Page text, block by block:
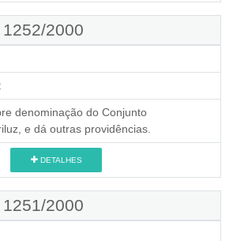
2000
denominação do Conjunto
e dá outras providências.
DETALHES
2000